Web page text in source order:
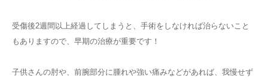
受傷後2週間以上経過してしまうと、手術をしなければ治らないこと
もありますので、早期の治療が重要です！
子供さんの肘や、前腕部分に腫れや強い痛みなどがあれば、我慢せず